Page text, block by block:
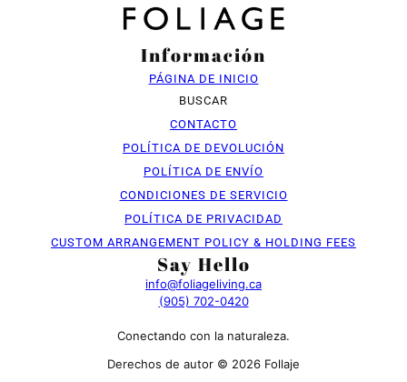
Información
PÁGINA DE INICIO
BUSCAR
CONTACTO
POLÍTICA DE DEVOLUCIÓN
POLÍTICA DE ENVÍO
CONDICIONES DE SERVICIO
POLÍTICA DE PRIVACIDAD
CUSTOM ARRANGEMENT POLICY & HOLDING FEES
Say Hello
info@foliageliving.ca
(905) 702-0420
Conectando con la naturaleza.
Derechos de autor © 2026 Follaje